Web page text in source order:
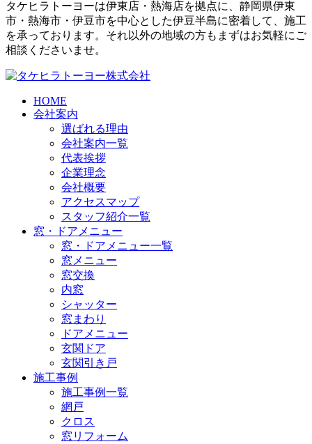
タケヒラトーヨーは伊東店・熱海店を拠点に、静岡県伊東
市・熱海市・伊豆市を中心とした伊豆半島に密着して、施工
を承っております。それ以外の地域の方もまずはお気軽にご
相談くださいませ。
HOME
会社案内
選ばれる理由
会社案内一覧
代表挨拶
企業理念
会社概要
アクセスマップ
スタッフ紹介一覧
窓・ドアメニュー
窓・ドアメニュー一覧
窓メニュー
窓交換
内窓
シャッター
窓まわり
ドアメニュー
玄関ドア
玄関引き戸
施工事例
施工事例一覧
網戸
クロス
窓リフォーム